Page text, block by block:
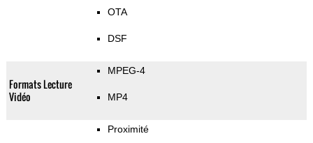
OTA
DSF
Formats Lecture
Vidéo
MPEG-4
MP4
Proximité